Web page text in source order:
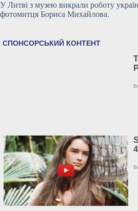
У Литві з музею викрали роботу
фотомитця Бориса Михайлова.